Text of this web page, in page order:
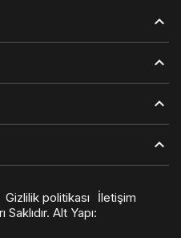
Gizlilik politikası
İletişim
Alt Yapı: